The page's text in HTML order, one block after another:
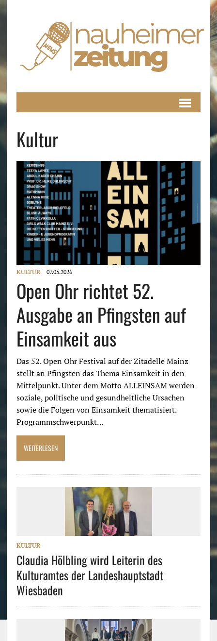
Kultur
KULTUR 07.05.2026
Open Ohr richtet 52.
Ausgabe an Pfingsten auf
Einsamkeit aus
Das 52. Open Ohr Festival auf der Zitadelle Mainz
stellt an Pfingsten das Thema Einsamkeit in den
Mittelpunkt. Unter dem Motto ALLEINSAM werden
soziale, politische und gesundheitliche Ursachen
sowie die Folgen von Einsamkeit thematisiert.
Programmschwerpunkt…
WEITERLESEN
KULTUR
Claudia Hölbling wird Leiterin des
Kulturamtes der Landeshauptstadt
Wiesbaden